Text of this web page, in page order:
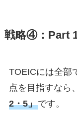
戦略④：Part
TOEICには全部
点を目指すなら
2・5」です。